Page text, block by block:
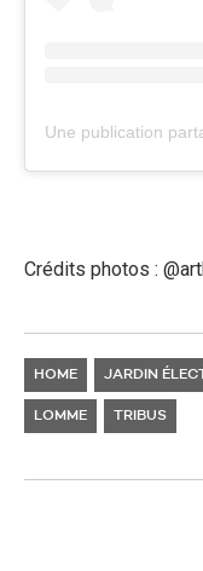
Crédits photos :
HOME JARDIN
LOMME TRIBUS